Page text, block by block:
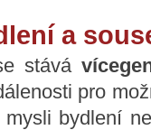
a
stává
pro
bydlení